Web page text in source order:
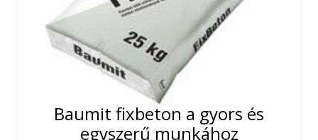
Baumit fixbeton a gyors és
egyszerű munkához